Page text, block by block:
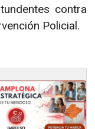
contra
Policial.